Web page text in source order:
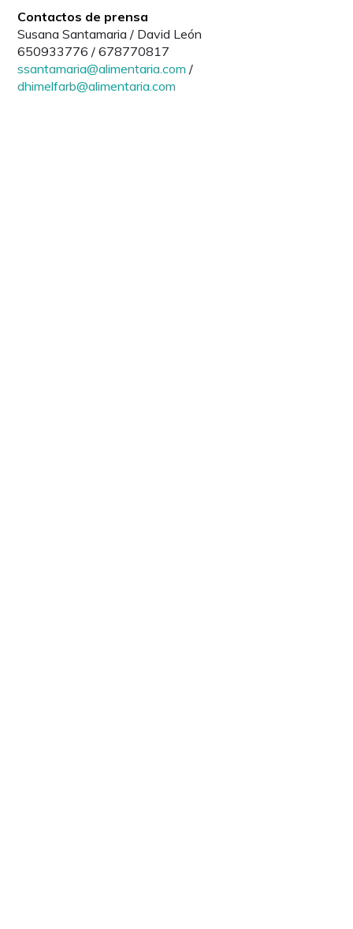
Contactos de prensa
Susana Santamaria / David León
650933776 / 678770817
ssantamaria@alimentaria.com /
dhimelfarb@alimentaria.com